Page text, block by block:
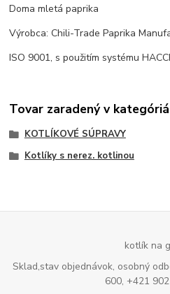
Doma mletá paprika
Výrobca: Chili-Trade Paprika
ISO 9001, s použitím systému
Tovar zaradený v
KOTLÍKOVÉ SÚPRAVY
Kotlíky s nerez. kotlinou
kotlík na
Sklad,stav objednávok, osobný
600, +421